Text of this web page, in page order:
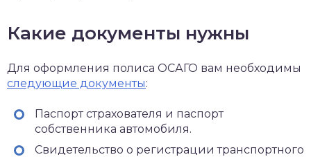
Какие документы нужны
Для оформления полиса ОСАГО вам необходимы
следующие документы:
Паспорт страхователя и паспорт
собственника автомобиля.
Свидетельство о регистрации транспортного